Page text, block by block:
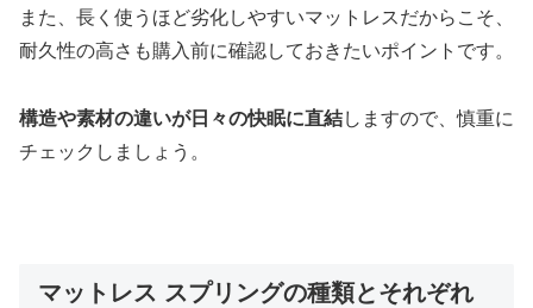
また、長く使うほど劣化しやすいマットレスだからこそ、
耐久性の高さも購入前に確認しておきたいポイントです。
構造や素材の違いが日々の快眠に直結しますので、慎重に
チェックしましょう。
マットレス スプリングの種類とそれぞれ